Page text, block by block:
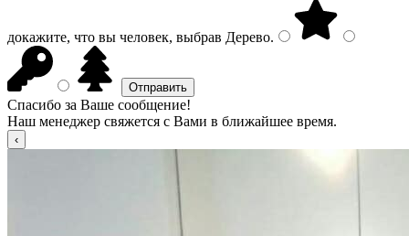
докажите, что вы человек, выбрав Дерево.
Спасибо за Ваше сообщение!
Наш менеджер свяжется с Вами в ближайшее время.